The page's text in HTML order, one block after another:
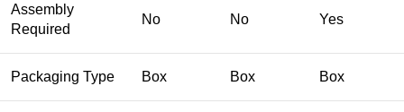
Assembly
Required
No No Yes
Packaging Type Box Box Box